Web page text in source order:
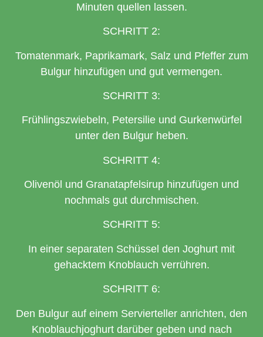
Minuten quellen lassen.
SCHRITT 2:
Tomatenmark, Paprikamark, Salz und Pfeffer zum
Bulgur hinzufügen und gut vermengen.
SCHRITT 3:
Frühlingszwiebeln, Petersilie und Gurkenwürfel
unter den Bulgur heben.
SCHRITT 4:
Olivenöl und Granatapfelsirup hinzufügen und
nochmals gut durchmischen.
SCHRITT 5:
In einer separaten Schüssel den Joghurt mit
gehacktem Knoblauch verrühren.
SCHRITT 6:
Den Bulgur auf einem Servierteller anrichten, den
Knoblauchjoghurt darüber geben und nach